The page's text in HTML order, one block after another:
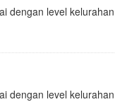
dengan level
dengan level